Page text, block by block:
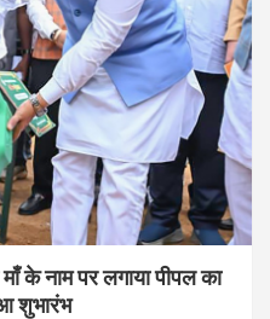
के नाम पर लगाया पीपल का
शुभारंभ